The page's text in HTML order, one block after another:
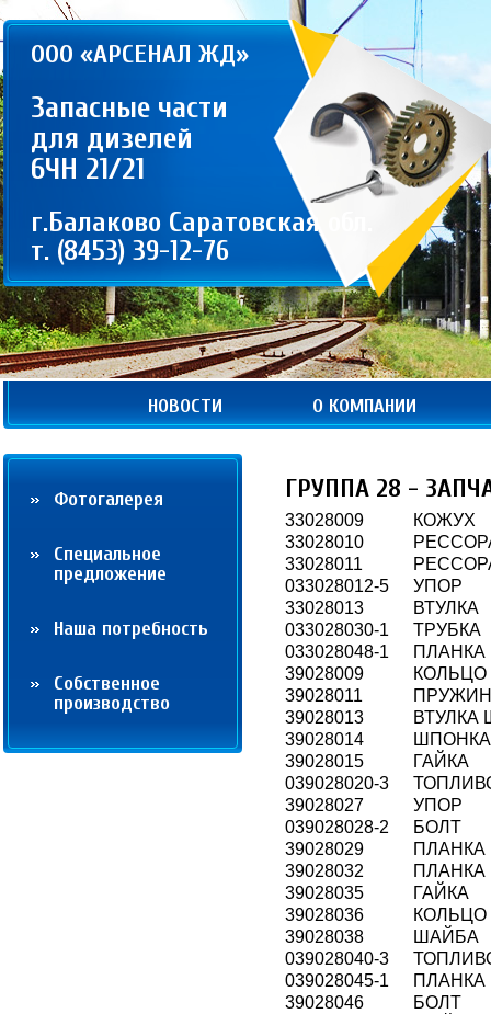
ООО «АРСЕНАЛ ЖД»
Запасные части
для дизелей
6ЧН 21/21
г.Балаково Саратовская обл.
т. (8453) 39-12-76
НОВОСТИ О КОМПАНИИ
Фотогалерея
Cпециальное
предложение
Наша потребность
Собственное
производство
ГРУППА 28 -
33028009
КОЖУХ
33028010
33028011
033028012-5
УПОР
33028013
ВТУЛКА
033028030-1
ТРУБКА
033028048-1
ПЛАНКА
39028009
39028011
39028013
39028014
ШПОНКА
39028015
ГАЙКА
039028020-3
39028027
УПОР
039028028-2
БОЛТ
39028029
39028032
ПЛАНКА
39028035
ГАЙКА
39028036
39028038
ШАЙБА
039028040-3
039028045-1
ПЛАНКА
39028046
БОЛТ